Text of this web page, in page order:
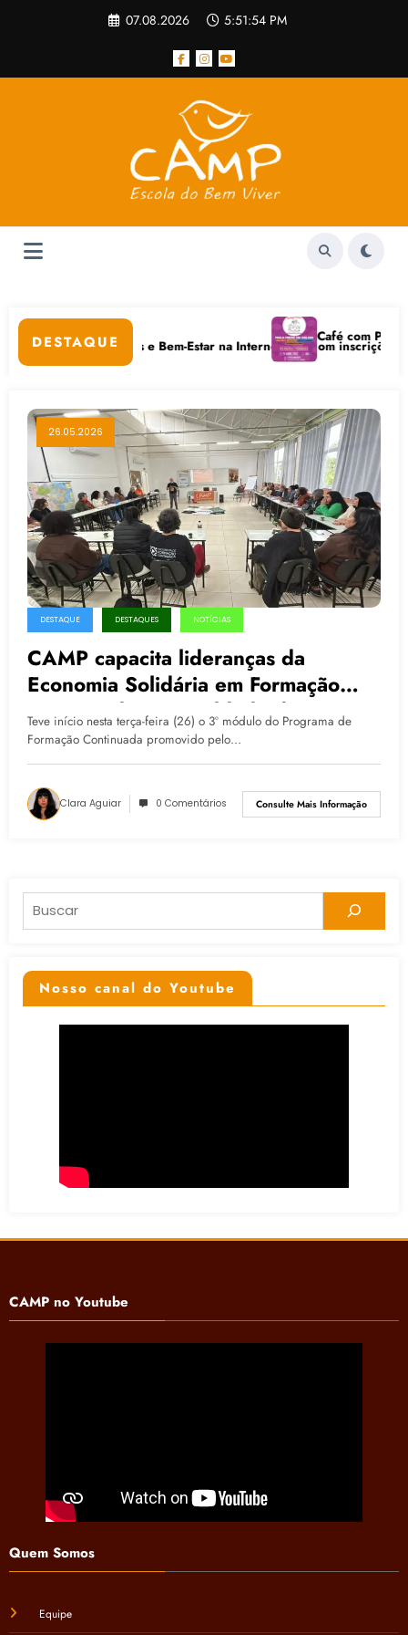
07.08.2026 5:51:54 PM
DESTAQUE
Digitais e Bem-Estar na Internet está com inscrições abertas
Café com Paulo Freire
26.05.2026
DESTAQUE DESTAQUES NOTÍCIAS
CAMP capacita lideranças da
Economia Solidária em Formação
Continuada na Faculdade do
Assentamento do MST, em Viamão
(RS)
Teve início nesta terça-feira (26) o 3º módulo do Programa de
Formação Continuada promovido pelo…
Clara Aguiar 0 Comentários Consulte Mais Informação
Pesquisar
Nosso canal do Youtube
CAMP no Youtube
Quem Somos
Equipe